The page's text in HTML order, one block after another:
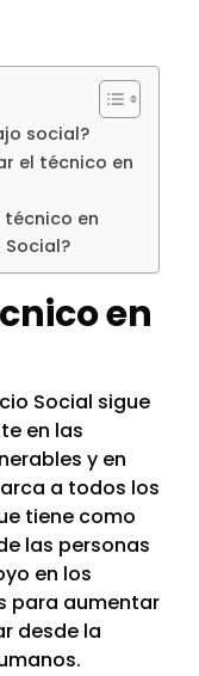
social?
el técnico en
técnico en
en
Social sigue
en las
y en
a todos los
tiene como
las personas
en los
para aumentar
desde la